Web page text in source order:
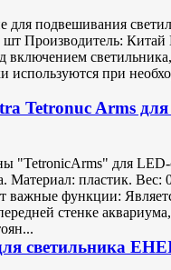
для подвешивания
Производитель: Китай
включением
используются при
Tetronuc Arms
"TetronicArms" для
Материал: пластик.
важные функции:
стенке
светильника